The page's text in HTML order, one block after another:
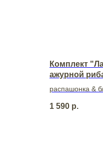
Комплект
ажурной
распашонка &
1 590 р.